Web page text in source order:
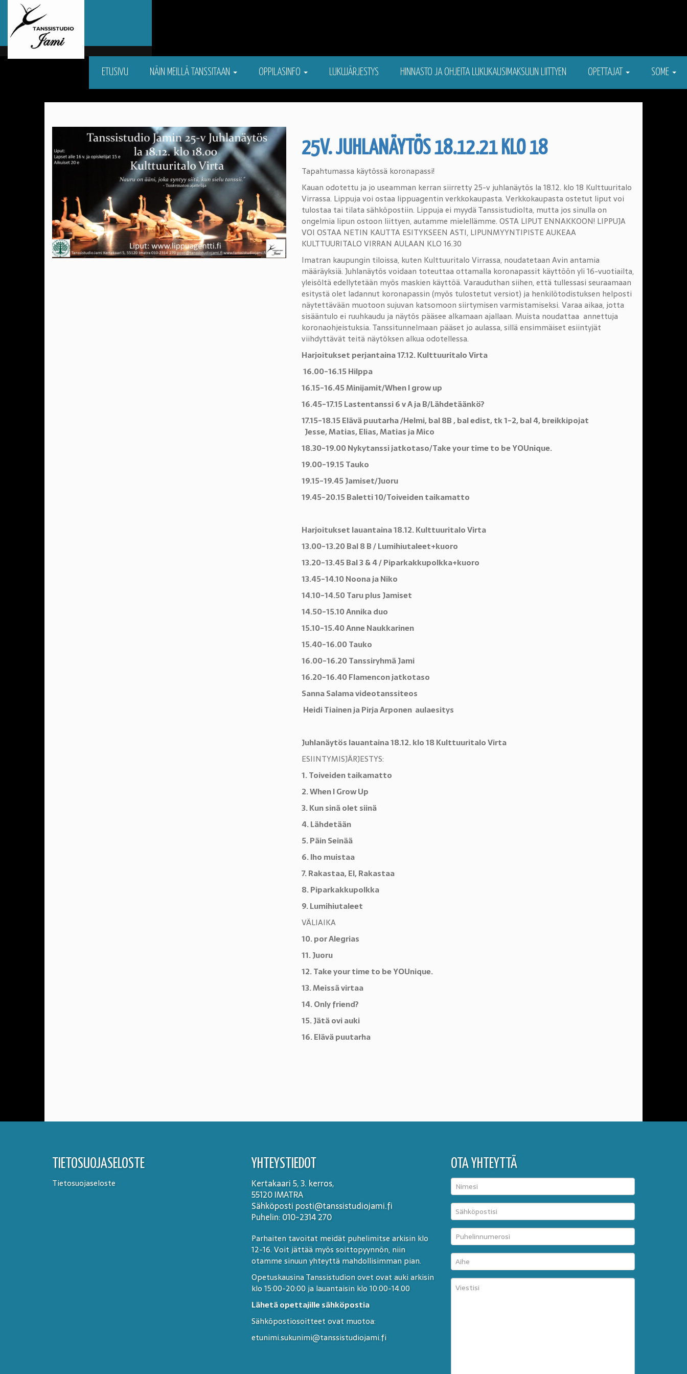
ETUSIVU NÄIN MEILLÄ TANSSITAAN OPPILASINFO LUKUJÄRJESTYS HINNASTO JA OHJEITA LUKUKAUSIMAKSUUN LIITTYEN OPETTAJAT SOME
25V. JUHLANÄYTÖS 18.12.21 KLO 18
Tapahtumassa käytössä koronapassi!
Kauan odotettu ja jo useamman kerran siirretty 25-v juhlanäytös la 18.12. klo 18 Kulttuuritalo
Virrassa. Lippuja voi ostaa lippuagentin verkkokaupasta. Verkkokaupasta ostetut liput voi
tulostaa tai tilata sähköpostiin. Lippuja ei myydä Tanssistudiolta, mutta jos sinulla on
ongelmia lipun ostoon liittyen, autamme mielellämme. OSTA LIPUT ENNAKKOON! LIPPUJA
VOI OSTAA NETIN KAUTTA ESITYKSEEN ASTI, LIPUNMYYNTIPISTE AUKEAA
KULTTUURITALO VIRRAN AULAAN KLO 16.30
Imatran kaupungin tiloissa, kuten Kulttuuritalo Virrassa, noudatetaan Avin antamia
määräyksiä. Juhlanäytös voidaan toteuttaa ottamalla koronapassit käyttöön yli 16-vuotiailta,
yleisöltä edellytetään myös maskien käyttöä. Varauduthan siihen, että tullessasi seuraamaan
esitystä olet ladannut koronapassin (myös tulostetut versiot) ja henkilötodistuksen helposti
näytettävään muotoon sujuvan katsomoon siirtymisen varmistamiseksi. Varaa aikaa, jotta
sisääntulo ei ruuhkaudu ja näytös pääsee alkamaan ajallaan. Muista noudattaa annettuja
koronaohjeistuksia. Tanssitunnelmaan pääset jo aulassa, sillä ensimmäiset esiintyjät
viihdyttävät teitä näytöksen alkua odotellessa.
Harjoitukset perjantaina 17.12. Kulttuuritalo Virta
16.00-16.15 Hilppa
16.15-16.45 Minijamit/When I grow up
16.45-17.15 Lastentanssi 6 v A ja B/Lähdetäänkö?
17.15-18.15 Elävä puutarha /Helmi, bal 8B , bal edist, tk 1-2, bal 4, breikkipojat
Jesse, Matias, Elias, Matias ja Mico
18.30-19.00 Nykytanssi jatkotaso/Take your time to be YOUnique.
19.00-19.15 Tauko
19.15-19.45 Jamiset/Juoru
19.45-20.15 Baletti 10/Toiveiden taikamatto
Harjoitukset lauantaina 18.12. Kulttuuritalo Virta
13.00-13.20 Bal 8 B / Lumihiutaleet+kuoro
13.20-13.45 Bal 3 & 4 / Piparkakkupolkka+kuoro
13.45-14.10 Noona ja Niko
14.10-14.50 Taru plus Jamiset
14.50-15.10 Annika duo
15.10-15.40 Anne Naukkarinen
15.40-16.00 Tauko
16.00-16.20 Tanssiryhmä Jami
16.20-16.40 Flamencon jatkotaso
Sanna Salama videotanssiteos
Heidi Tiainen ja Pirja Arponen aulaesitys
Juhlanäytös lauantaina 18.12. klo 18 Kulttuuritalo Virta
ESIINTYMISJÄRJESTYS:
1. Toiveiden taikamatto
2. When I Grow Up
3. Kun sinä olet siinä
4. Lähdetään
5. Päin Seinää
6. Iho muistaa
7. Rakastaa, EI, Rakastaa
8. Piparkakkupolkka
9. Lumihiutaleet
VÄLIAIKA
10. por Alegrias
11. Juoru
12. Take your time to be YOUnique.
13. Meissä virtaa
14. Only friend?
15. Jätä ovi auki
16. Elävä puutarha
TIETOSUOJASELOSTE
Tietosuojaseloste
YHTEYSTIEDOT
Kertakaari 5, 3. kerros,
55120 IMATRA
Sähköposti posti@tanssistudiojami.fi
Puhelin: 010-2314 270
Parhaiten tavoitat meidät puhelimitse arkisin klo
12-16. Voit jättää myös soittopyynnön, niin
otamme sinuun yhteyttä mahdollisimman pian.
Opetuskausina Tanssistudion ovet ovat auki arkisin
klo 15:00-20:00 ja lauantaisin klo 10:00-14.00
Lähetä opettajille sähköpostia
Sähköpostiosoitteet ovat muotoa:
etunimi.sukunimi@tanssistudiojami.fi
OTA YHTEYTTÄ